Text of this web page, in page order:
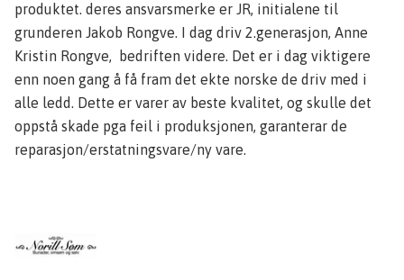
produktet. deres ansvarsmerke er JR, initialene til
grunderen Jakob Rongve. I dag driv 2.generasjon, Anne
Kristin Rongve, bedriften videre. Det er i dag viktigere
enn noen gang å få fram det ekte norske de driv med i
alle ledd. Dette er varer av beste kvalitet, og skulle det
oppstå skade pga feil i produksjonen, garanterar de
reparasjon/erstatningsvare/ny vare.